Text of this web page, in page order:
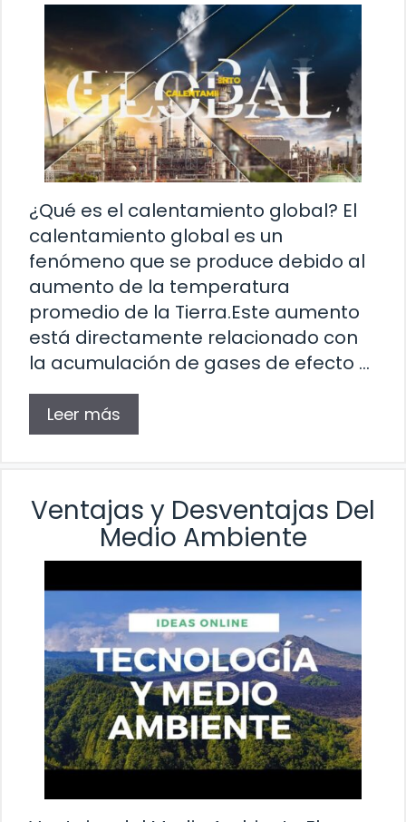
¿Qué es el calentamiento global? El
calentamiento global es un
fenómeno que se produce debido al
aumento de la temperatura
promedio de la Tierra.Este aumento
está directamente relacionado con
la acumulación de gases de efecto …
Leer más
Ventajas y Desventajas Del
Medio Ambiente